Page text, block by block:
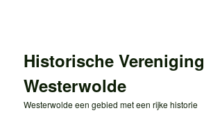
inhoudHistorische Vereniging
Westerwolde
Westerwolde een gebied met een rijke historie